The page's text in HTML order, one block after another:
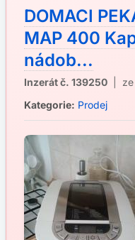
DOMACI
MAP 400
nádob...
Inzerát č. 139250 | ze
Kategorie: Prodej